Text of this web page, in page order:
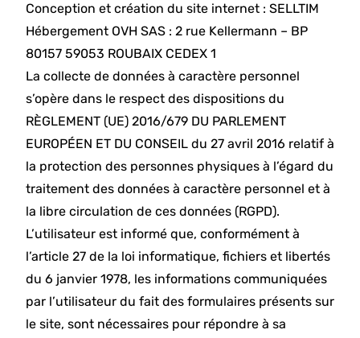
Conception et création du site internet : SELLTIM
Hébergement OVH SAS : 2 rue Kellermann – BP
80157 59053 ROUBAIX CEDEX 1
La collecte de données à caractère personnel
s’opère dans le respect des dispositions du
RÈGLEMENT (UE) 2016/679 DU PARLEMENT
EUROPÉEN ET DU CONSEIL du 27 avril 2016 relatif à
la protection des personnes physiques à l’égard du
traitement des données à caractère personnel et à
la libre circulation de ces données (RGPD).
L’utilisateur est informé que, conformément à
l’article 27 de la loi informatique, fichiers et libertés
du 6 janvier 1978, les informations communiquées
par l’utilisateur du fait des formulaires présents sur
le site, sont nécessaires pour répondre à sa